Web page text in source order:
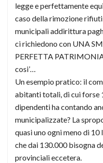
legge e perfettamente
caso della rimozione
municipali addirittura
ci richiedono con UNA
PERFETTA
cosi’…
Un esempio pratico: il
abitanti totali, di cui forse
dipendenti ha contando
municipalizzate? La
quasi uno ogni meno di
che dai 130.000 bisogna
provinciali eccetera.